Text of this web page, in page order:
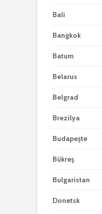
Bali
Bangkok
Batum
Belarus
Belgrad
Brezilya
Budapeşte
Bükreş
Bulgaristan
Donetsk